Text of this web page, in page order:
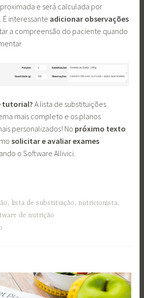
e será calculada por
interessante adicionar observações
a compreensão do paciente quando
tutorial?A lista de substituições
mais completo e os planos
personalizados! No próximo texto
solicitar e avaliar exames
o Software Allivici.
, lista de substituição, nutricionista,
de nutrição